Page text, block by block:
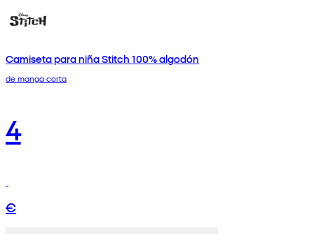
Camiseta para niña Stitch 100% algodón
de manga corta
4
€